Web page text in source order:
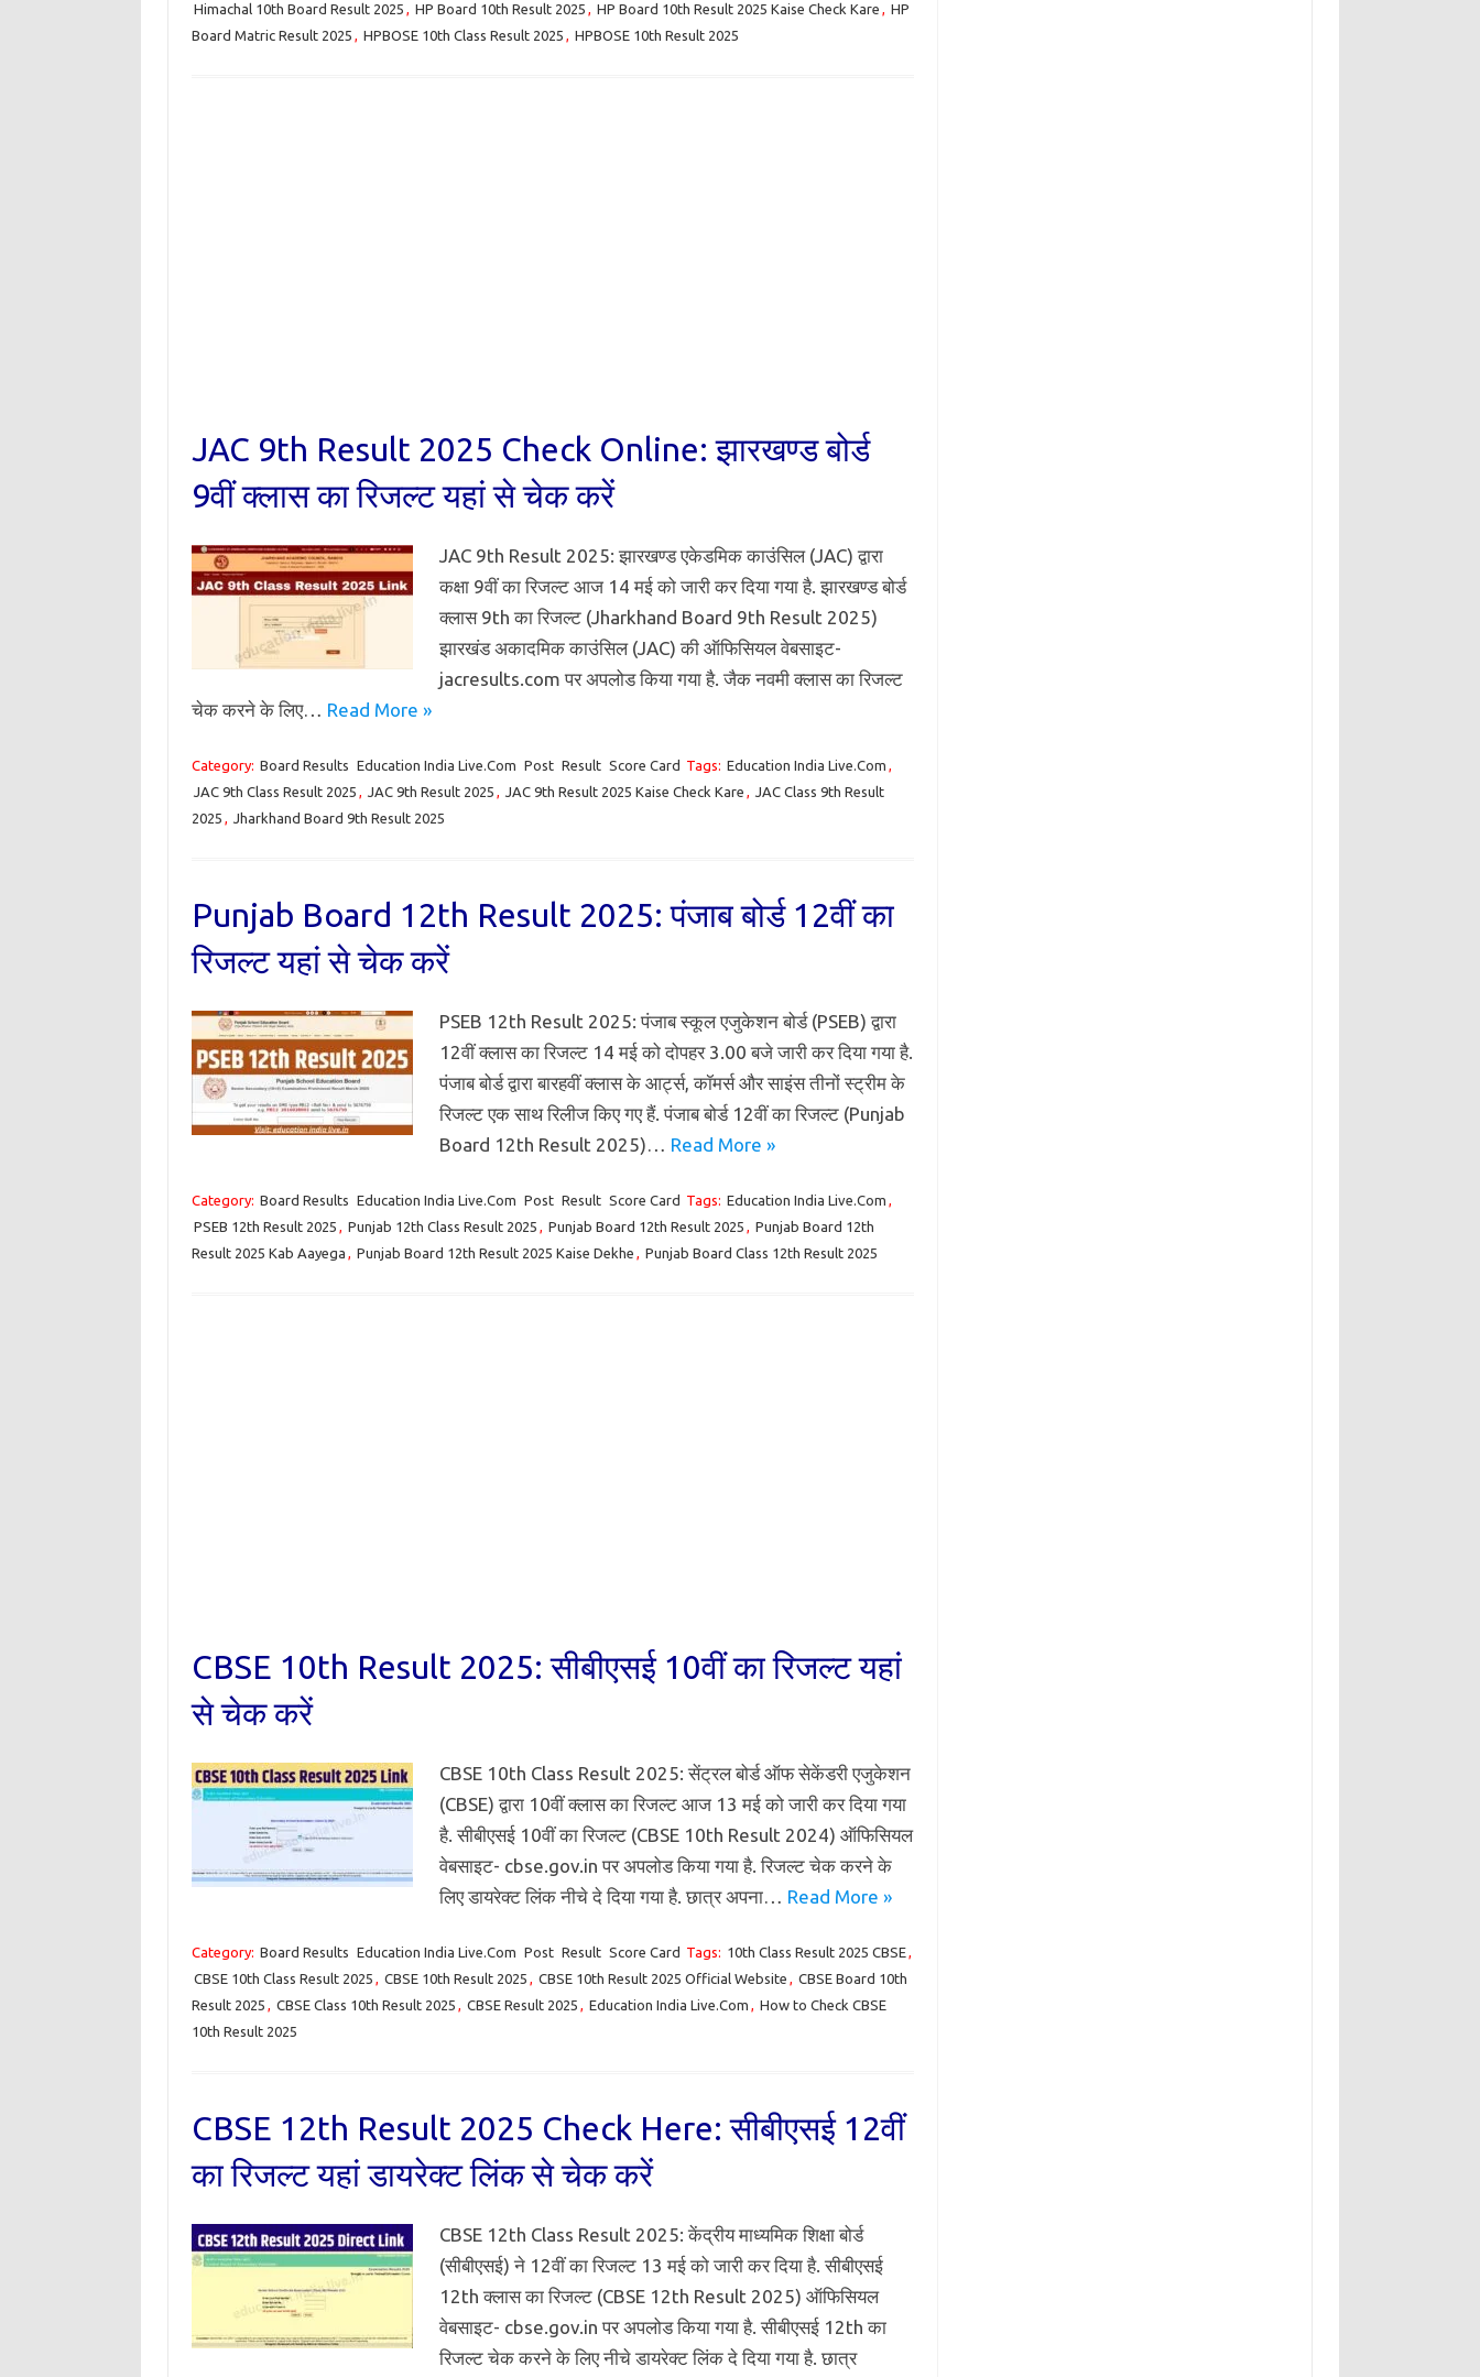
Himachal 10th Board Result 2025 , HP Board 10th Result 2025 , HP Board 10th Result 2025 Kaise Check Kare , HP
Board Matric Result 2025 , HPBOSE 10th Class Result 2025 , HPBOSE 10th Result 2025
JAC 9th Result 2025 Check Online: झारखण्ड बोर्ड
9वीं क्लास का रिजल्ट यहां से चेक करें
JAC 9th Result 2025: झारखण्ड एकेडमिक काउंसिल (JAC) द्वारा
कक्षा 9वीं का रिजल्ट आज 14 मई को जारी कर दिया गया है. झारखण्ड बोर्ड
क्लास 9th का रिजल्ट (Jharkhand Board 9th Result 2025)
झारखंड अकादमिक काउंसिल (JAC) की ऑफिसियल वेबसाइट-
jacresults.com पर अपलोड किया गया है. जैक नवमी क्लास का रिजल्ट
चेक करने के लिए… Read More »
Category: Board Results Education India Live.Com Post Result Score Card Tags: Education India Live.Com ,
JAC 9th Class Result 2025 , JAC 9th Result 2025 , JAC 9th Result 2025 Kaise Check Kare , JAC Class 9th Result
2025 , Jharkhand Board 9th Result 2025
Punjab Board 12th Result 2025: पंजाब बोर्ड 12वीं का
रिजल्ट यहां से चेक करें
PSEB 12th Result 2025: पंजाब स्कूल एजुकेशन बोर्ड (PSEB) द्वारा
12वीं क्लास का रिजल्ट 14 मई को दोपहर 3.00 बजे जारी कर दिया गया है.
पंजाब बोर्ड द्वारा बारहवीं क्लास के आर्ट्स, कॉमर्स और साइंस तीनों स्ट्रीम के
रिजल्ट एक साथ रिलीज किए गए हैं. पंजाब बोर्ड 12वीं का रिजल्ट (Punjab
Board 12th Result 2025)… Read More »
Category: Board Results Education India Live.Com Post Result Score Card Tags: Education India Live.Com ,
PSEB 12th Result 2025 , Punjab 12th Class Result 2025 , Punjab Board 12th Result 2025 , Punjab Board 12th
Result 2025 Kab Aayega , Punjab Board 12th Result 2025 Kaise Dekhe , Punjab Board Class 12th Result 2025
CBSE 10th Result 2025: सीबीएसई 10वीं का रिजल्ट यहां
से चेक करें
CBSE 10th Class Result 2025: सेंट्रल बोर्ड ऑफ सेकेंडरी एजुकेशन
(CBSE) द्वारा 10वीं क्लास का रिजल्ट आज 13 मई को जारी कर दिया गया
है. सीबीएसई 10वीं का रिजल्ट (CBSE 10th Result 2024) ऑफिसियल
वेबसाइट- cbse.gov.in पर अपलोड किया गया है. रिजल्ट चेक करने के
लिए डायरेक्ट लिंक नीचे दे दिया गया है. छात्र अपना… Read More »
Category: Board Results Education India Live.Com Post Result Score Card Tags: 10th Class Result 2025 CBSE,
CBSE 10th Class Result 2025 , CBSE 10th Result 2025 , CBSE 10th Result 2025 Official Website , CBSE Board 10th
Result 2025 , CBSE Class 10th Result 2025 , CBSE Result 2025 , Education India Live.Com , How to Check CBSE
10th Result 2025
CBSE 12th Result 2025 Check Here: सीबीएसई 12वीं
का रिजल्ट यहां डायरेक्ट लिंक से चेक करें
CBSE 12th Class Result 2025: केंद्रीय माध्यमिक शिक्षा बोर्ड
(सीबीएसई) ने 12वीं का रिजल्ट 13 मई को जारी कर दिया है. सीबीएसई
12th क्लास का रिजल्ट (CBSE 12th Result 2025) ऑफिसियल
वेबसाइट- cbse.gov.in पर अपलोड किया गया है. सीबीएसई 12th का
रिजल्ट चेक करने के लिए नीचे डायरेक्ट लिंक दे दिया गया है. छात्र